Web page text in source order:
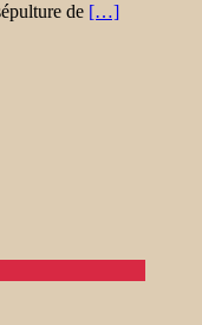
de […]